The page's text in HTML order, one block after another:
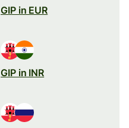
GIP in EUR
GIP in INR